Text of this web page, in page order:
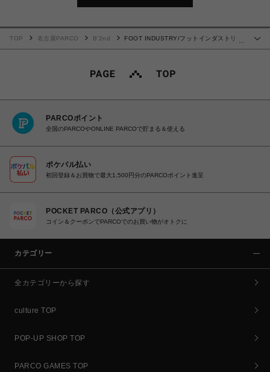
…
TOP 名古屋PARCO B'2nd
FOOT INDUSTRY/フットインダストリー/
PARCOポイント
全国のPARCOやONLINE PARCOで貯まる＆使える
ポケパル払い
初回登録＆お買物で最大1,500円分のPARCOポイント進呈
POCKET PARCO（公式アプリ）
コイン＆クーポンでPARCOでのお買い物がオトクに
カテゴリー
全カテゴリーから探す
culture TOP
POP-UP SHOP TOP
PARCO GAMES TOP